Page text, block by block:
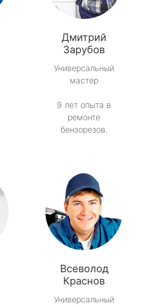
Дмитрий
Зарубов
Универсальный
мастер
9 лет опыта в
ремонте
бензорезов.
Всеволод
Краснов
Универсальный